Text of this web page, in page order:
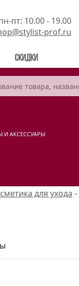
пт: 10.00 - 19.00
prof.ru
Скидки
И АКСЕССУАРЫ
для ухода -